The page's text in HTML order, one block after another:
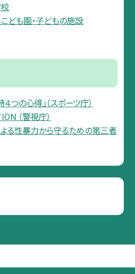
ども園・子どもの施設
つの心得」（スポーツ庁）
（警視庁）
る性暴力から守るための第三者